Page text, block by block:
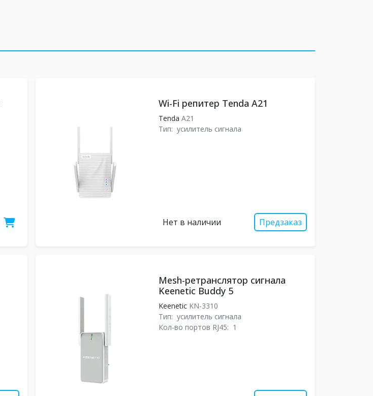
Wi-Fi репитер Tenda A21
Tenda A21
Тип: усилитель сигнала
Нет в наличии Предзаказ
Mesh-ретранслятор сигнала
Keenetic Buddy 5
KeeneticKN-3310
Тип: усилитель сигнала
Кол-во портов RJ45: 1